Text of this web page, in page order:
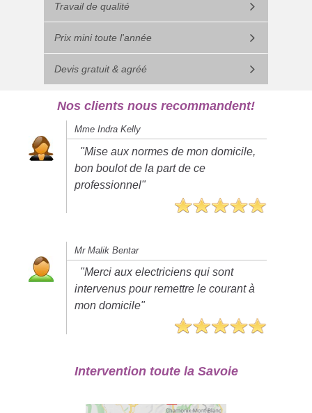
Travail de qualité
Prix mini toute l'année
Devis gratuit & agréé
Nos clients nous recommandent!
Mme Indra Kelly
"Mise aux normes de mon domicile,
bon boulot de la part de ce
professionnel"
Mr Malik Bentar
"Merci aux electriciens qui sont
intervenus pour remettre le courant à
mon domicile"
Intervention toute la Savoie